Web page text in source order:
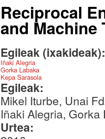
Reciprocal
and Machine
Egileak
Iñaki Alegria
Gorka Labaka
Kepa Sarasola
Egileak:
Mikel Iturbe, Unai
Iñaki Alegria,
Urtea: